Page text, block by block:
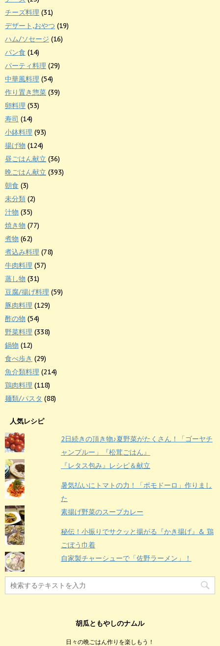
チーズ料理 (31)
デザート,おやつ (19)
ハム/ソセージ (16)
パン食 (14)
パーティ料理 (29)
中華風料理 (54)
作り置き惣菜 (39)
卵料理 (53)
寿司 (14)
小鉢料理 (93)
揚げ物 (124)
昼ごはん献立 (36)
晩ごはん献立 (393)
朝食 (3)
未分類 (2)
汁物 (35)
焼き物 (77)
煮物 (62)
煮込み料理 (78)
牛肉料理 (57)
蒸し物 (31)
豆腐/揚げ料理 (59)
豚肉料理 (129)
酢の物 (54)
野菜料理 (338)
鍋物 (12)
食べ歩き (29)
魚介類料理 (214)
鶏肉料理 (118)
麺類/パスタ (88)
人気レシピ
2日続きの頂き物♪夏野菜がたくさん！「ゴーヤチ
ャンプルー」『松茸ごはん』
『レタス包み』レシピ＆献立
暑気払いにトマトの力！「ポモドーロ」作りまし
た
素揚げ野菜のスープカレー
秘伝！小振りでサクッと揚がる『かき揚げ』& 鶏
ごぼう巾着
自家製チャーシューで「佐野ラーメン」！
胡瓜ともやしのナムル
日々の晩ごはん作りを楽しもう！